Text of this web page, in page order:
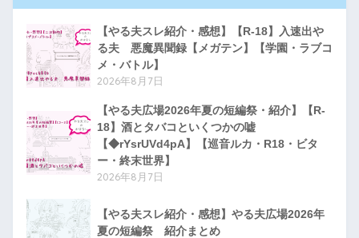
【やる夫スレ紹介・感想】【R-18】入速出や
る夫 悪魔異聞録【メガテン】【学園・ラブコ
メ・バトル】
2026年8月7日
【やる夫広場2026年夏の短編祭・紹介】【R-
18】酒とタバコといくつかの嘘
【◆rYsrUVd4pA】【巡音ルカ・R18・ビタ
ー・終末世界】
2026年8月7日
【やる夫スレ紹介・感想】やる夫広場2026年
夏の短編祭 紹介まとめ